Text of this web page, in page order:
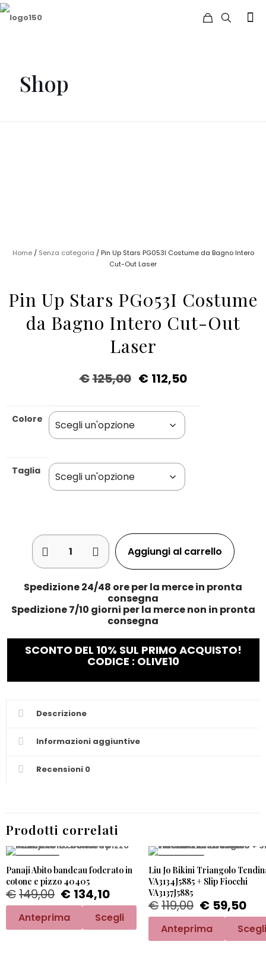
Shop
Home/ Senza categoria / Pin Up Stars PG053I Costume da Bagno Intero
Cut-Out Laser
Pin Up Stars PG053I Costume
da Bagno Intero Cut-Out
Laser
€125,00 € 112,50
Colore
Taglia
Aggiungi al carrello
Spedizione 24/48 ore per la merce in pronta
consegna
Spedizione 7/10 giorni per la merce non in pronta
consegna
SCONTO DEL 10% SUL PRIMO ACQUISTO!
CODICE : OLIVE10
Descrizione
Informazioni aggiuntive
Recensioni 0
Prodotti correlati
Panaji Abito bandeau foderato in
cotone e pizzo 40405
€149,00 € 134,10
Anteprima Scegli
Liu Jo Bikini Triangolo
VA3134J5885 + Slip Fiocchi
VA3137J5885
€119,00 € 59,50
Anteprima Scegli